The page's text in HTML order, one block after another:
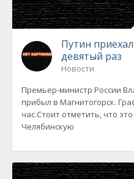
Путин
девятый раз
Новости
Премьер-министр России
прибыл в Магнитогорск.
час.Стоит отметить, что
Челябинскую